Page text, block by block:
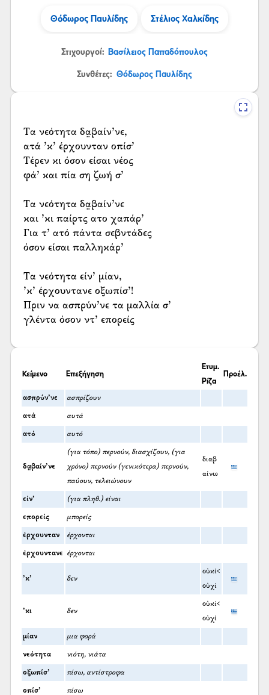
Θόδωρος Παυλίδης Στέλιος Χαλκίδης
Στιχουργοί: Βασίλειος Παπαδόπουλος
Συνθέτες: Θόδωρος Παυλίδης
Τα νεότητα δα̤βαίν’νε,
ατά ’κ’ έρχουνταν οπίσ’
Τέρεν κι όσον είσαι νέος
φά’ και πία ση ζωή σ’
Τα νεότητα δα̤βαίν’νε
και ’κι παίρτς ατο χαπάρ’
Για τ’ ατό πάντα σεβντάδες
όσον είσαι παλληκάρ’
Τα νεότητα είν’ μίαν,
’κ’ έρχουντανε οξωπίσ’!
Πριν να ασπρύν’νε τα μαλλία σ’
γλέντα όσον ντ’ επορείς
Κείμενο Επεξήγηση
Ετυμ.
Ρίζα
Προέλ.
ασπρύν’νε ασπρίζουν
ατά αυτά
ατό αυτό
δα̤βαίν’νε
(για τόπο) περνούν, διασχίζουν, (για
χρόνο) περνούν (γενικότερα) περνούν,
παύουν, τελειώνουν
διαβ
αίνω
είν’ (για πληθ.) είναι
επορείς μπορείς
έρχουνταν έρχονται
έρχουντανε έρχονται
’κ’ δεν
οὐκί<
οὐχί
’κι δεν
οὐκί<
οὐχί
μίαν μια φορά
νεότητα νιότη, νιάτα
οξωπίσ’ πίσω, αντίστροφα
οπίσ’ πίσω